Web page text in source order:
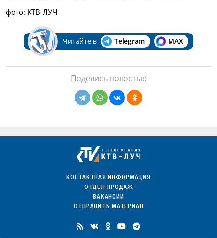
фото: КТВ-ЛУЧ
Читайте в Telegram MAX
Поделись новостью
КОНТАКТНАЯ ИНФОРМАЦИЯ
ОТДЕЛ ПРОДАЖ
ВАКАНСИИ
ОТПРАВИТЬ МАТЕРИАЛ